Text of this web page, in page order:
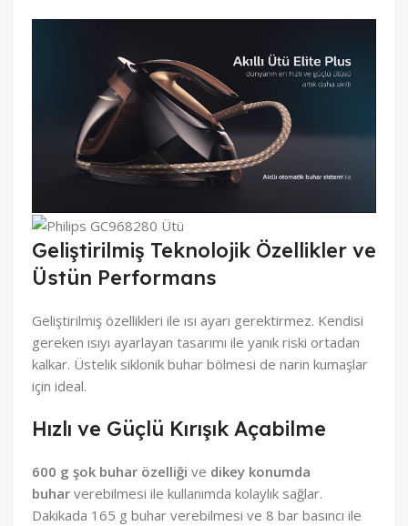
Geliştirilmiş Teknolojik Özellikler ve
Üstün Performans
Geliştirilmiş özellikleri ile ısı ayarı gerektirmez. Kendisi
gereken ısıyı ayarlayan tasarımı ile yanık riski ortadan
kalkar. Üstelik siklonik buhar bölmesi de narin kumaşlar
için ideal.
Hızlı ve Güçlü Kırışık Açabilme
600 g şok buhar özelliği ve dikey konumda
buhar verebilmesi ile kullanımda kolaylık sağlar.
Dakikada 165 g buhar verebilmesi ve 8 bar basıncı ile